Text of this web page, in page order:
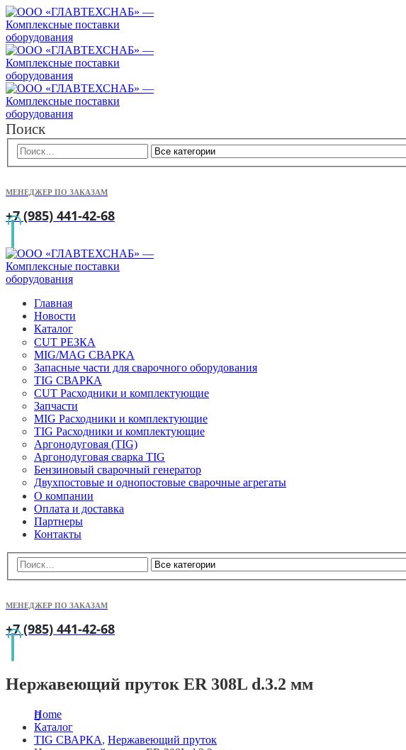
Поиск
МЕНЕДЖЕР ПО ЗАКАЗАМ
+7 (985) 441-42-68
Главная
Новости
Каталог
CUT РЕЗКА
MIG/MAG СВАРКА
Запасные части для сварочного оборудования
TIG СВАРКА
CUT Расходники и комплектующие
Запчасти
MIG Расходники и комплектующие
TIG Расходники и комплектующие
Аргонодуговая (TIG)
Аргонодуговая сварка TIG
Бензиновый сварочный генератор
Двухпостовые и однопостовые сварочные агрегаты
О компании
Оплата и доставка
Партнеры
Контакты
МЕНЕДЖЕР ПО ЗАКАЗАМ
+7 (985) 441-42-68
Нержавеющий пруток ER 308L d.3.2 мм
Home
Каталог
TIG СВАРКА, Нержавеющий пруток